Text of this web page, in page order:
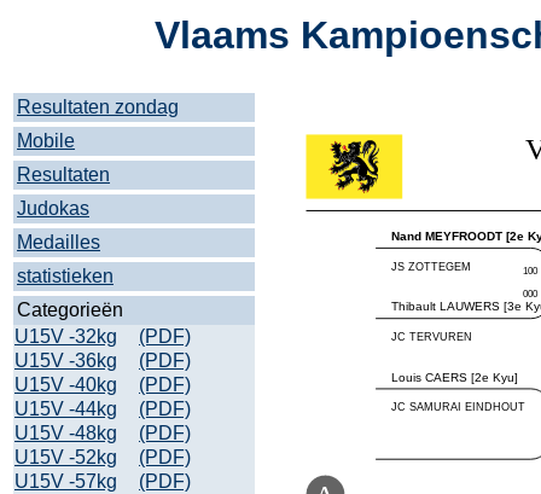
Vlaams
Resultaten zondag
Mobile
Resultaten
Judokas
Medailles
statistieken
Categorieën
U15V -32kg
(PDF)
U15V -36kg
(PDF)
U15V -40kg
(PDF)
U15V -44kg
(PDF)
U15V -48kg
(PDF)
U15V -52kg
(PDF)
U15V -57kg
(PDF)